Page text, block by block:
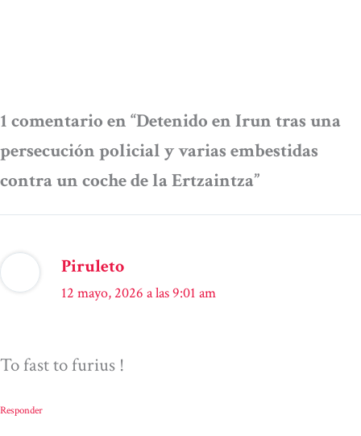
1 comentario en “Detenido en Irun tras una
persecución policial y varias embestidas
contra un coche de la Ertzaintza”
Piruleto
12 mayo, 2026 a las 9:01 am
To fast to furius !
Responder